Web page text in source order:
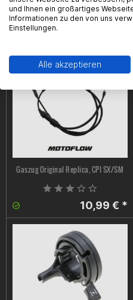
Gaszug Motoflow, Rieju
MRT/MRX/SMX
7,49 € *
Gaszug Original Replica, CPI SX/SM
10,99 € *
und Ihnen ein großartiges
Informationen zu den von uns
Einstellungen.
Alle akzeptieren